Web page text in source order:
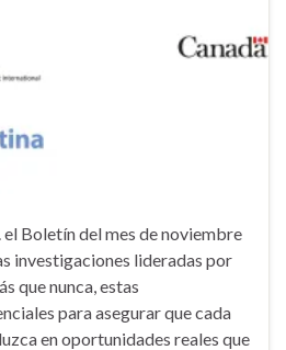
Boletín del mes de noviembre
investigaciones lideradas por
que nunca, estas
para asegurar que cada
en oportunidades reales que